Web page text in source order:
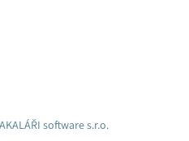
software s.r.o.